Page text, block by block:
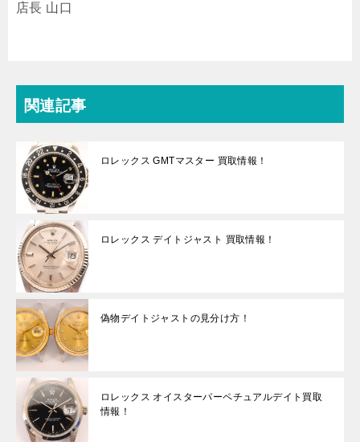
店長 山口
関連記事
ロレックス GMTマスター 買取情報！
ロレックス デイトジャスト 買取情報！
偽物デイトジャストの見分け方！
ロレックス オイスターパーペチュアルデイト買取
情報！